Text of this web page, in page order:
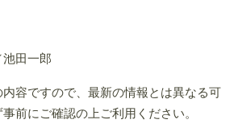
田一郎
容ですので、最新の情報とは異なる可
前にご確認の上ご利用ください。